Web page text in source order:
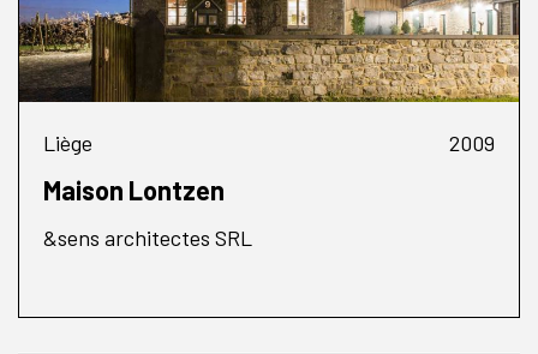
Liège 2009
Maison Lontzen
&sens architectes SRL